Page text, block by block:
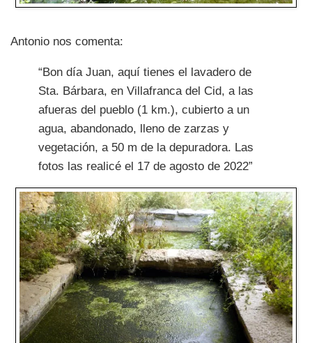
Antonio nos comenta:
“Bon día Juan, aquí tienes el lavadero de
Sta. Bárbara, en Villafranca del Cid, a las
afueras del pueblo (1 km.), cubierto a un
agua, abandonado, lleno de zarzas y
vegetación, a 50 m de la depuradora. Las
fotos las realicé el 17 de agosto de 2022”